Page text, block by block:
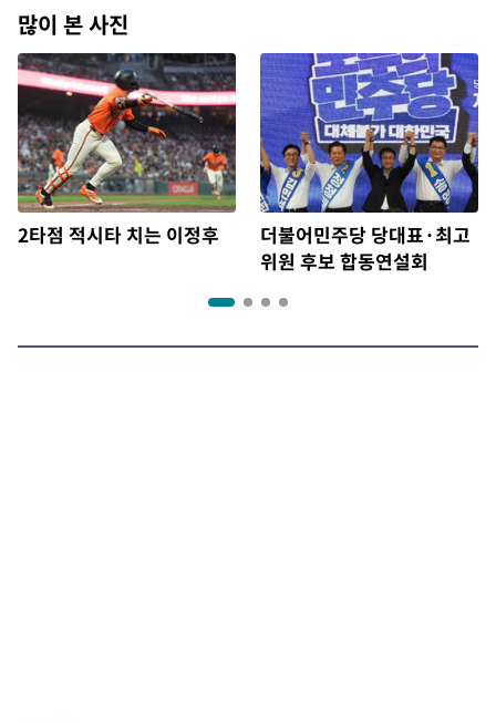
많이 본 사진
2타점 적시타 치는 이정후
더불어민주당 당대표·최고
위원 후보 합동연설회